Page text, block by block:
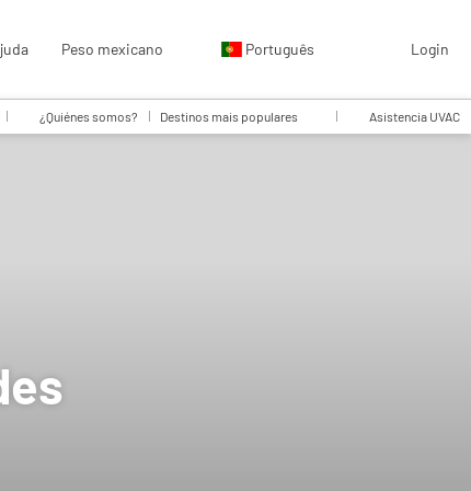
Peso mexicano Português Login
¿Quiénes somos? Destinos mais populares Asistencia UVAC